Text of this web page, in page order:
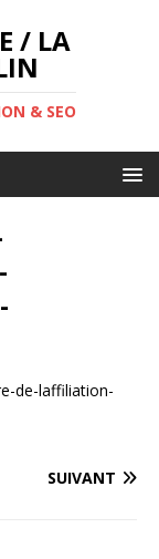
/ LA
& SEO
SUIVANT